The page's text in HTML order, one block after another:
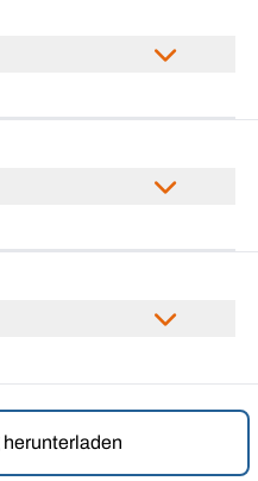
herunterladen